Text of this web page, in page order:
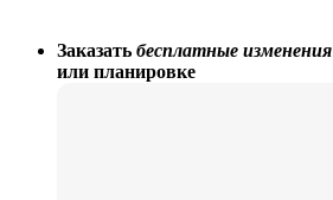
Заказать бесплатные изменения
или планировке